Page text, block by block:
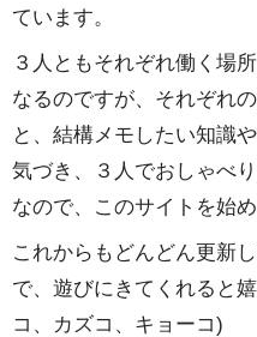
ています。
３人ともそれぞれ働く場
なるのですが、それぞれ
と、結構メモしたい知識
気づき、３人でおしゃべ
なので、このサイトを始め
これからもどんどん更新
で、遊びにきてくれると
コ、カズコ、キョーコ)